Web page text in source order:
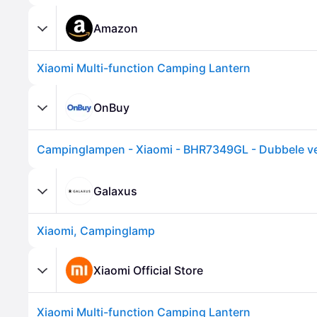
Amazon
Xiaomi Multi-function Camping Lantern
OnBuy
Galaxus
Xiaomi, Campinglamp
Xiaomi Official Store
Xiaomi Multi-function Camping Lantern